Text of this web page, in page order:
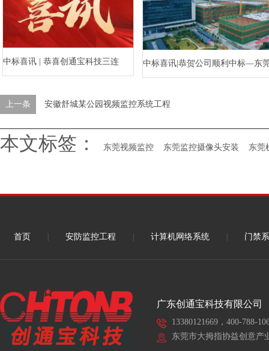
中标喜讯 | 恭喜创通宝科技三连 中标喜讯|恭贺公司顺利中标—东
上一条 安徽舒城某公园视频监控系统工程
本文标签： 东莞视频监控 东莞监控摄像头安装 东莞
首页 安防监控工程 计算机网络系统 门禁
广东创通宝科技有限公司
13380121669，400-788-
东莞市大拇指协益创意产